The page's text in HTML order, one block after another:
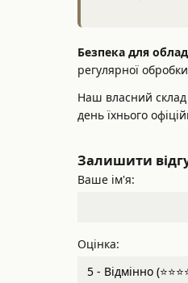
Безпека для
регулярної
Наш власний склад
день їхнього
Залишити
Ваше ім'я:
Оцінка: